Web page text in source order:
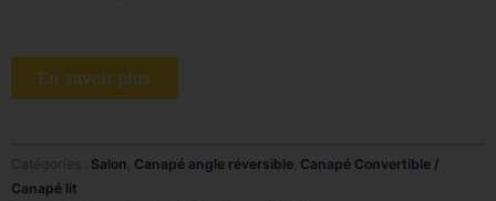
En savoir plus
Catégories : Salon Canapé angle réversible Canapé Convertible /
Canapé lit